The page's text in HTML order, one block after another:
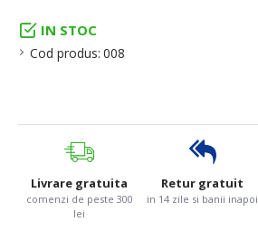
IN STOC
Cod produs: 008
Livrare gratuita
comenzi de peste 300
lei
Retur gratuit
in 14 zile si banii inapoi